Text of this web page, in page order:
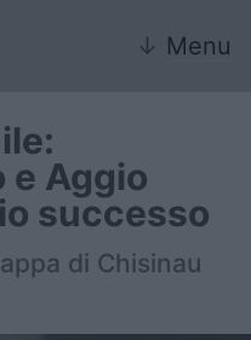
↓ Menu
e Aggio
successo
di Chisinau